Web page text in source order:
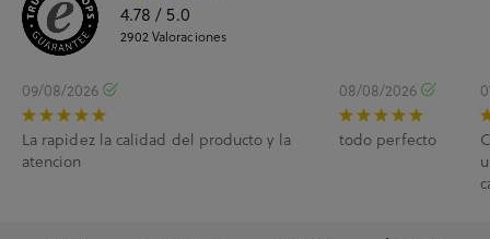
4.78 / 5.0
2902Valoraciones
09/08/2026
La rapidez la calidad del producto y la
atencion
08/08/2026
todo perfecto